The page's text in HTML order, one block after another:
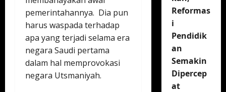
pemerintahannya. Dia pun
harus waspada terhadap
apa yang terjadi selama era
negara Saudi pertama
dalam hal memprovokasi
negara Utsmaniyah.
Reformas
i
Pendidik
an
Semakin
Dipercep
at